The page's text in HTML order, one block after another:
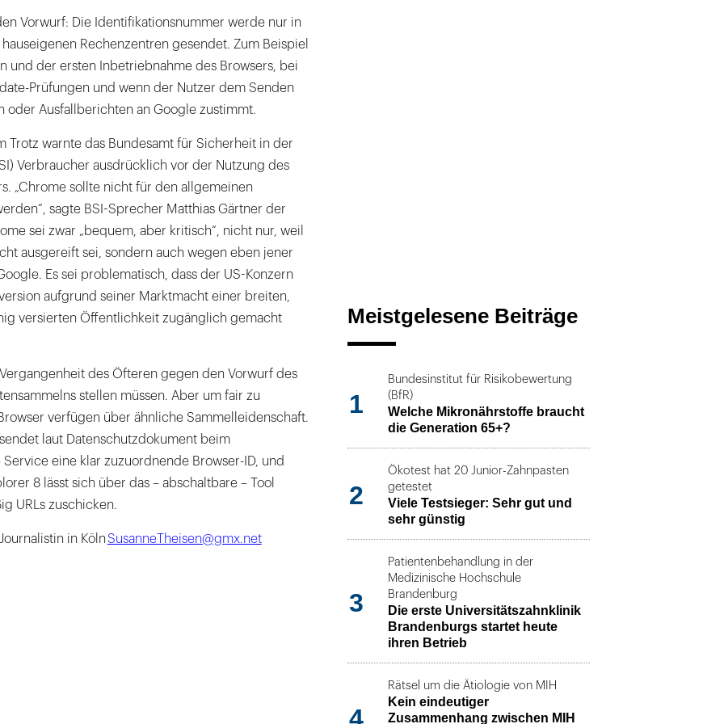
Vorwurf: Die Identifikationsnummer werde nur in
Rechenzentren gesendet. Zum Beispiel
und der ersten Inbetriebnahme des Browsers, bei
Prüfungen und wenn der Nutzer dem Senden
oder Ausfallberichten an Google zustimmt.
Trotz warnte das Bundesamt für Sicherheit in der
Verbraucher ausdrücklich vor der Nutzung des
„Chrome sollte nicht für den allgemeinen
sagte BSI-Sprecher Matthias Gärtner der
sei zwar „bequem, aber kritisch“, nicht nur, weil
ausgereift sei, sondern auch wegen eben jener
Es sei problematisch, dass der US-Konzern
aufgrund seiner Marktmacht einer breiten,
versierten Öffentlichkeit zugänglich gemacht
des Öfteren gegen den Vorwurf des
stellen müssen. Aber um fair zu
verfügen über ähnliche Sammelleidenschaft.
laut Datenschutzdokument beim
eine klar zuzuordnende Browser-ID, und
8 lässt sich über das – abschaltbare – Tool
URLs zuschicken.
in KölnSusanneTheisen@gmx.net
Meistgelesene Beiträge
1
Bundesinstitut für Risikobewertung
(BfR)
Welche Mikronährstoffe braucht
die Generation 65+?
2
Ökotest hat 20 Junior-Zahnpasten
getestet
Viele Testsieger: Sehr gut und
sehr günstig
3
Patientenbehandlung in der
Medizinische Hochschule
Brandenburg
Die erste Universitätszahnklinik
Brandenburgs startet heute
ihren Betrieb
4
Rätsel um die Ätiologie von MIH
Kein eindeutiger
Zusammenhang zwischen MIH